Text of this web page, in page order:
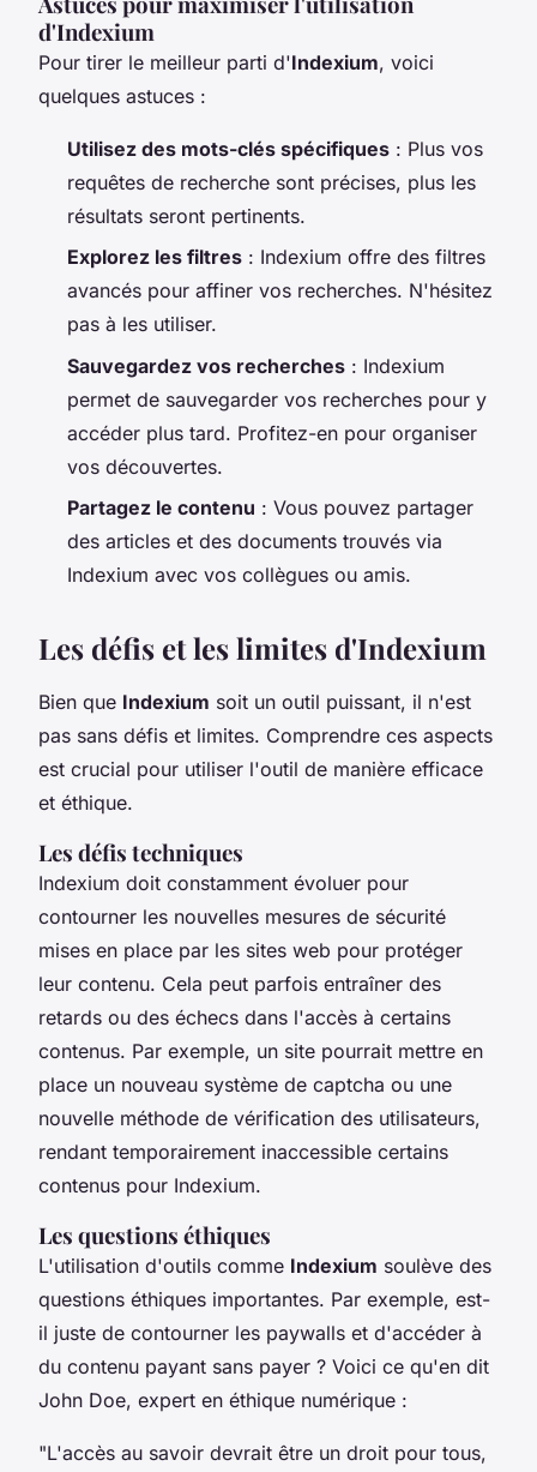
d'Indexium
Pour tirer le meilleur parti d'Indexium, voici
quelques astuces :
Utilisez des mots-clés spécifiques : Plus vos
requêtes de recherche sont précises, plus les
résultats seront pertinents.
Explorez les filtres : Indexium offre des filtres
avancés pour affiner vos recherches. N'hésitez
pas à les utiliser.
Sauvegardez vos recherches : Indexium
permet de sauvegarder vos recherches pour y
accéder plus tard. Profitez-en pour organiser
vos découvertes.
Partagez le contenu : Vous pouvez partager
des articles et des documents trouvés via
Indexium avec vos collègues ou amis.
Les défis et les limites d'Indexium
Bien que Indexium soit un outil puissant, il n'est
pas sans défis et limites. Comprendre ces aspects
est crucial pour utiliser l'outil de manière efficace
et éthique.
Les défis techniques
Indexium doit constamment évoluer pour
contourner les nouvelles mesures de sécurité
mises en place par les sites web pour protéger
leur contenu. Cela peut parfois entraîner des
retards ou des échecs dans l'accès à certains
contenus. Par exemple, un site pourrait mettre en
place un nouveau système de captcha ou une
nouvelle méthode de vérification des utilisateurs,
rendant temporairement inaccessible certains
contenus pour Indexium.
Les questions éthiques
L'utilisation d'outils comme Indexium soulève des
questions éthiques importantes. Par exemple, est-
il juste de contourner les paywalls et d'accéder à
du contenu payant sans payer ? Voici ce qu'en dit
John Doe, expert en éthique numérique :
"L'accès au savoir devrait être un droit pour tous,